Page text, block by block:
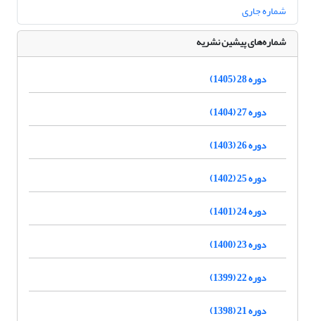
شماره جاری
شماره‌های پیشین نشریه
دوره 28 (1405)
دوره 27 (1404)
دوره 26 (1403)
دوره 25 (1402)
دوره 24 (1401)
دوره 23 (1400)
دوره 22 (1399)
دوره 21 (1398)